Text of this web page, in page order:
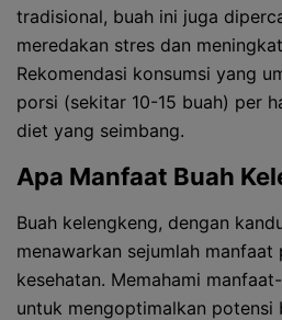
tradisional, buah ini juga
meredakan stres dan
Rekomendasi konsumsi yang
porsi (sekitar 10-15 buah) per
diet yang seimbang.
Apa Manfaat Buah
Buah kelengkeng, dengan
menawarkan sejumlah manfaat
kesehatan. Memahami
untuk mengoptimalkan potensi